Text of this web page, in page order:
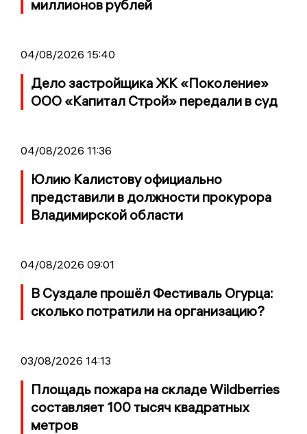
миллионов рублей
04/08/2026 15:40
Дело застройщика ЖК «Поколение»
ООО «Капитал Строй» передали в суд
04/08/2026 11:36
Юлию Калистову официально
представили в должности прокурора
Владимирской области
04/08/2026 09:01
В Суздале прошёл Фестиваль Огурца:
сколько потратили на организацию?
03/08/2026 14:13
Площадь пожара на складе Wildberries
составляет 100 тысяч квадратных
метров